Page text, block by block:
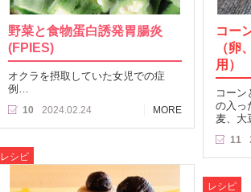
野菜と食物蛋白誘発胃腸炎
(FPIES)
オクラを摂取していた女児での症
例…
10 2024.02.24 MORE
コー
（卵
用）
コーン
の入っ
麦、大
11
レシピ
レシピ